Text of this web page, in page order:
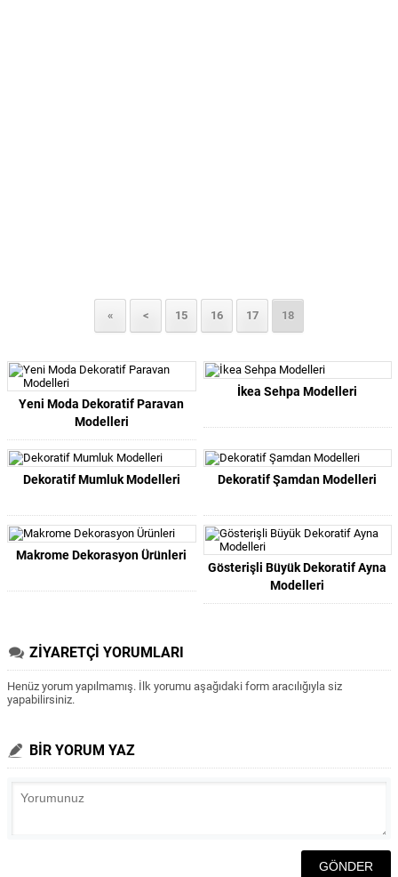
« < 15 16 17 18
Yeni Moda Dekoratif Paravan
Modelleri
İkea Sehpa Modelleri
Dekoratif Mumluk Modelleri Dekoratif Şamdan Modelleri
Makrome Dekorasyon Ürünleri
Gösterişli Büyük Dekoratif Ayna
Modelleri
ZİYARETÇİ YORUMLARI
Henüz yorum yapılmamış. İlk yorumu aşağıdaki form aracılığıyla siz
yapabilirsiniz.
BİR YORUM YAZ